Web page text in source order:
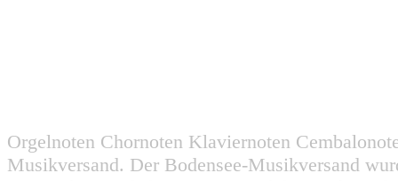
Orgelnoten Chornoten Klaviernoten
Musikversand. Der Bodensee-Musikversand